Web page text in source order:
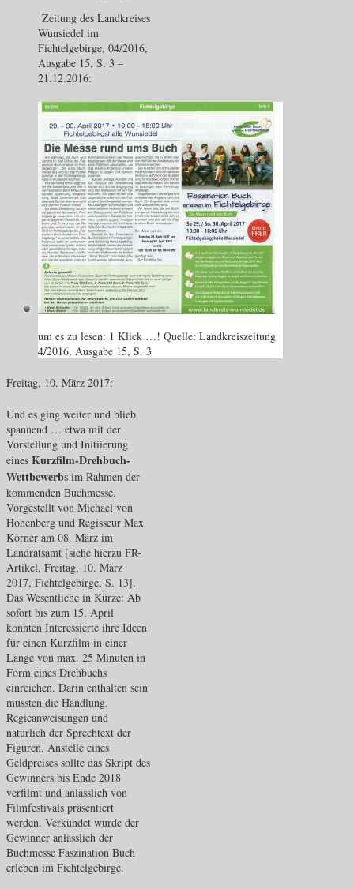
Zeitung des Landkreises
Wunsiedel im
Fichtelgebirge, 04/2016,
Ausgabe 15, S. 3 –
21.12.2016:
um es zu lesen: 1 Klick …! Quelle: Landkreiszeitung
4/2016, Ausgabe 15, S. 3
Freitag, 10. März 2017:
Und es ging weiter und blieb
spannend … etwa mit der
Vorstellung und Initiierung
eines Kurzfilm-Drehbuch-
Wettbewerbs im Rahmen der
kommenden Buchmesse.
Vorgestellt von Michael von
Hohenberg und Regisseur Max
Körner am 08. März im
Landratsamt [siehe hierzu FR-
Artikel, Freitag, 10. März
2017, Fichtelgebirge, S. 13].
Das Wesentliche in Kürze: Ab
sofort bis zum 15. April
konnten Interessierte ihre Ideen
für einen Kurzfilm in einer
Länge von max. 25 Minuten in
Form eines Drehbuchs
einreichen. Darin enthalten sein
mussten die Handlung,
Regieanweisungen und
natürlich der Sprechtext der
Figuren. Anstelle eines
Geldpreises sollte das Skript des
Gewinners bis Ende 2018
verfilmt und anlässlich von
Filmfestivals präsentiert
werden. Verkündet wurde der
Gewinner anlässlich der
Buchmesse Faszination Buch
erleben im Fichtelgebirge.